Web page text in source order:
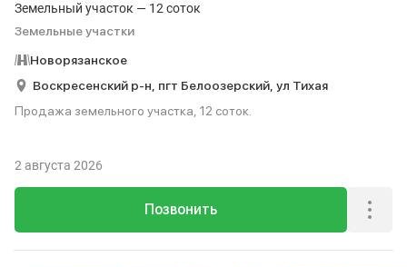
Земельный участок — 12 соток
Земельные участки
Новорязанское
Воскресенский р-н, пгт Белоозерский, ул Тихая
Продажа земельного участка, 12 соток.
Позвонить
2 августа 2026